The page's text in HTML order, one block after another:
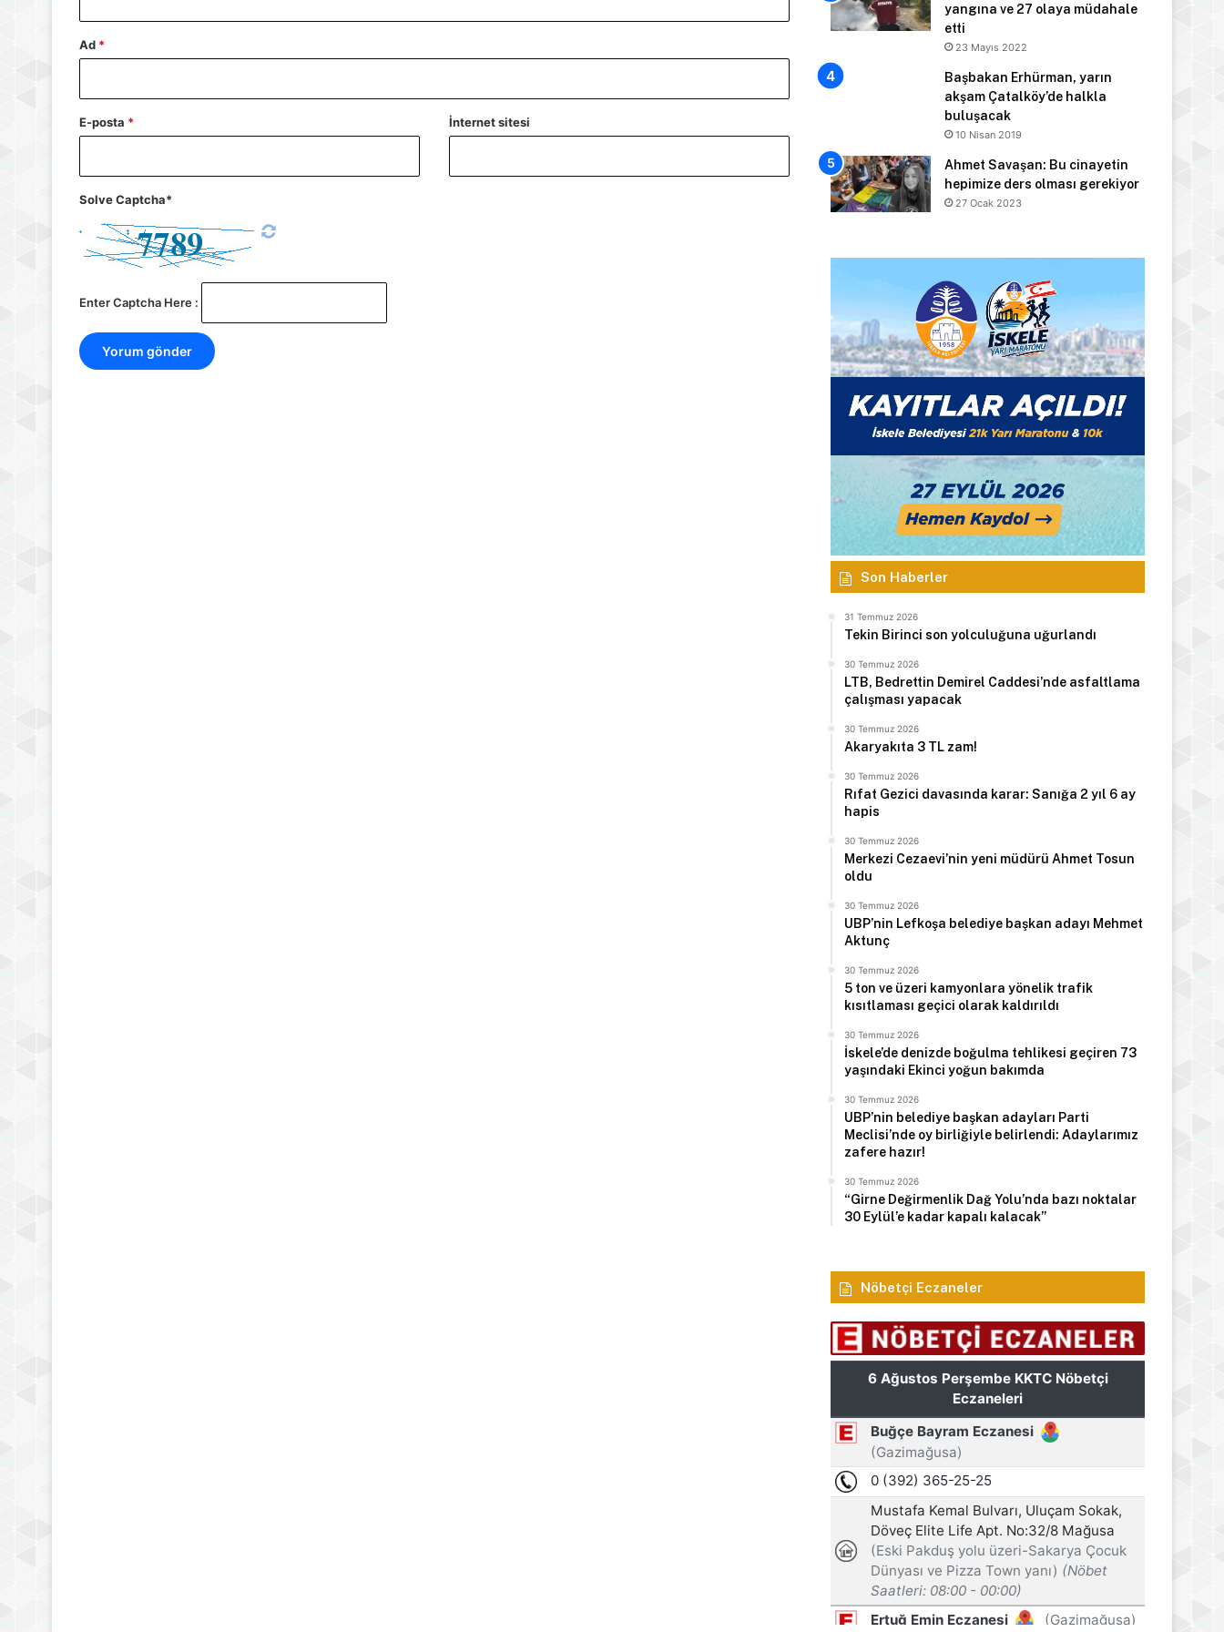
Ad *
E-posta * İnternet sitesi
Solve Captcha*
Enter Captcha Here :
yangına ve 27 olaya müdahale
etti
23 Mayıs 2022
Başbakan Erhürman, yarın
akşam Çatalköy’de halkla
buluşacak
10 Nisan 2019
Ahmet Savaşan: Bu cinayetin
hepimize ders olması gerekiyor
27 Ocak 2023
Son Haberler
31 Temmuz 2026
Tekin Birinci son yolculuğuna uğurlandı
30 Temmuz 2026
LTB, Bedrettin Demirel Caddesi’nde asfaltlama
çalışması yapacak
30 Temmuz 2026
Akaryakıta 3 TL zam!
30 Temmuz 2026
Rıfat Gezici davasında karar: Sanığa 2 yıl 6 ay
hapis
30 Temmuz 2026
Merkezi Cezaevi’nin yeni müdürü Ahmet Tosun
oldu
30 Temmuz 2026
UBP’nin Lefkoşa belediye başkan adayı Mehmet
Aktunç
30 Temmuz 2026
5 ton ve üzeri kamyonlara yönelik trafik
kısıtlaması geçici olarak kaldırıldı
30 Temmuz 2026
İskele’de denizde boğulma tehlikesi geçiren 73
yaşındaki Ekinci yoğun bakımda
30 Temmuz 2026
UBP’nin belediye başkan adayları Parti
Meclisi’nde oy birliğiyle belirlendi: Adaylarımız
zafere hazır!
30 Temmuz 2026
“Girne Değirmenlik Dağ Yolu’nda bazı noktalar
30 Eylül’e kadar kapalı kalacak”
Nöbetçi Eczaneler